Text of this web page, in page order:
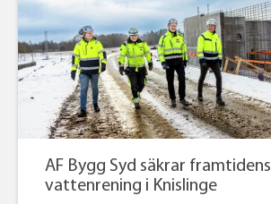
AF Bygg Syd säkrar framtidens
vattenrening i Knislinge